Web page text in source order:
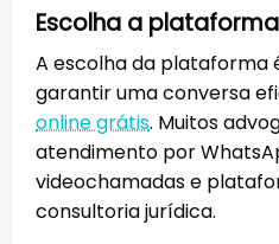
Escolha a
A escolha da plataforma
garantir uma conversa
online grátis. Muitos
atendimento por
videochamadas e
consultoria jurídica.